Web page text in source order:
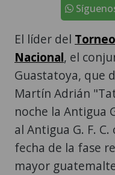
El líder del
Nacional, el
Guastatoya, que
Martín Adrián
noche la Antigua
al Antigua G. F.
fecha de la fase
mayor